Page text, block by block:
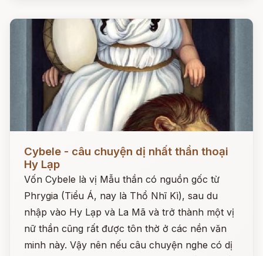
Cybele - câu chuyện dị nhất thần thoại
Hy Lạp
Vốn Cybele là vị Mẫu thần có nguồn gốc từ
Phrygia (Tiểu Á, nay là Thổ Nhĩ Kì), sau du
nhập vào Hy Lạp và La Mã và trở thành một vị
nữ thần cũng rất được tôn thờ ở các nền văn
minh này. Vậy nên nếu câu chuyện nghe có dị